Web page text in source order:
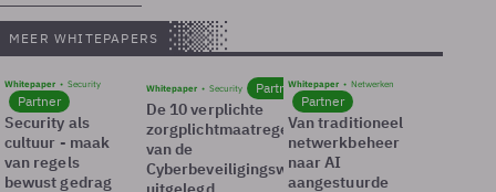
MEER WHITEPAPERS
Whitepaper Security
Partner
Security als
cultuur - maak
van regels
bewust gedrag
Whitepaper Security Partner
De 10 verplichte
zorgplichtmaatregelen
van de
Cyberbeveiligingswet
Whitepaper Netwerken
Partner
Van traditioneel
netwerkbeheer
naar AI
aangestuurde